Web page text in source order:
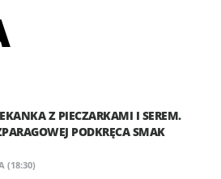
Z PIECZARKAMI I SEREM.
PODKRĘCA SMAK
(18:30)